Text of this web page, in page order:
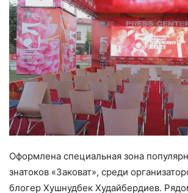
Оформлена специальная зона
знатоков «Заковат», среди
блогер Хушнудбек Худайбердиев.